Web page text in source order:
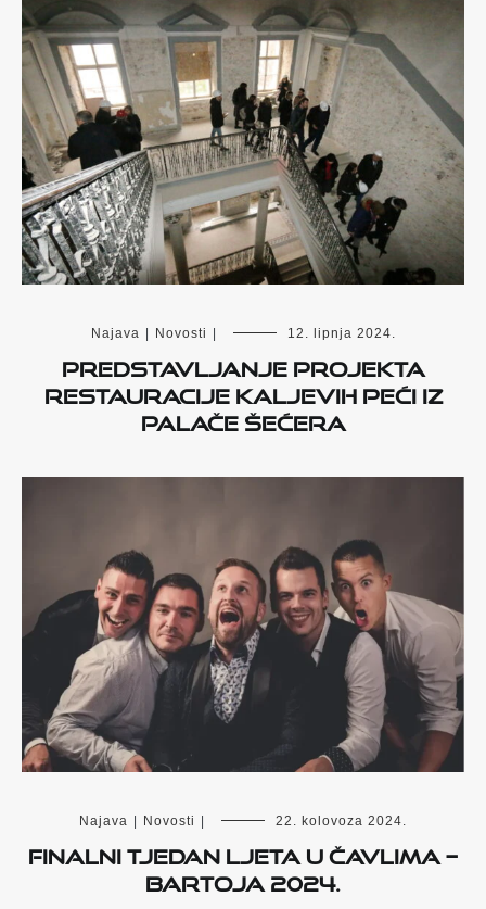
Najava Novosti 12. lipnja 2024.
Predstavljanje projekta
restauracije kaljevih peći iz
Palače šećera
Najava Novosti 22. kolovoza 2024.
FINALNI TJEDAN LJETA U ČAVLIMA –
BARTOJA 2024.